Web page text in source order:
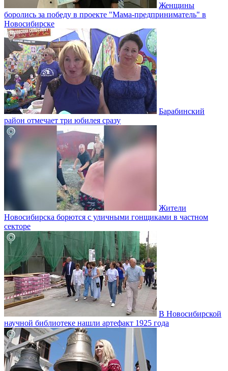
Женщины
боролись за победу в проекте "Мама-предприниматель" в
Новосибирске
Барабинский
район отмечает три юбилея сразу
Жители
Новосибирска борются с уличными гонщиками в частном
секторе
В Новосибирской
научной библиотеке нашли артефакт 1925 года